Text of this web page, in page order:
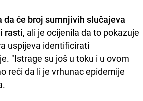
da će broj sumnjivih slučajeva
rasti, ali je ocijenila da to pokazuje
uspijeva identificirati
"Istrage su još u toku i u ovom
reći da li je vrhunac epidemije